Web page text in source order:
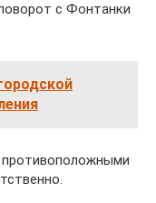
с Фонтанки